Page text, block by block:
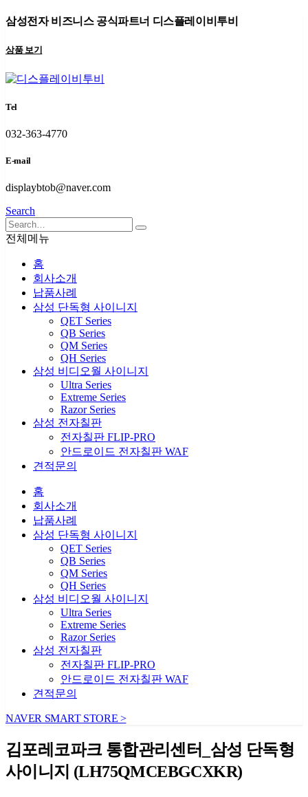
삼성전자 비즈니스 공식파트너 디스플레이비투비
상품 보기
Tel
032-363-4770
E-mail
displaybtob@naver.com
Search
전체메뉴
홈
회사소개
납품사례
삼성 단독형 사이니지
QET Series
QB Series
QM Series
QH Series
삼성 비디오월 사이니지
Ultra Series
Extreme Series
Razor Series
삼성 전자칠판
전자칠판 FLIP-PRO
안드로이드 전자칠판 WAF
견적문의
홈
회사소개
납품사례
삼성 단독형 사이니지
QET Series
QB Series
QM Series
QH Series
삼성 비디오월 사이니지
Ultra Series
Extreme Series
Razor Series
삼성 전자칠판
전자칠판 FLIP-PRO
안드로이드 전자칠판 WAF
견적문의
NAVER SMART STORE >
김포레코파크 통합관리센터_삼성 단독형
사이니지 (LH75QMCEBGCXKR)